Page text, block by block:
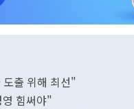
출 위해 최선"
힘써야"